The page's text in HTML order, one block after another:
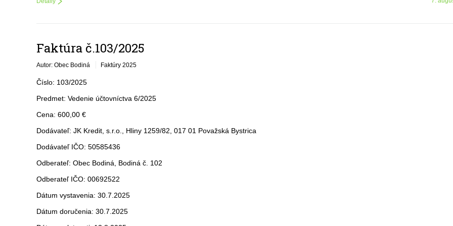
Faktúra č.103/2025
Autor: Obec Bodiná Faktúry 2025
Číslo: 103/2025
Predmet: Vedenie účtovníctva 6/2025
Cena: 600,00 €
Dodávateľ: JK Kredit, s.r.o., Hliny 1259/82, 017 01 Považská Bystrica
Dodávateľ IČO: 50585436
Odberateľ: Obec Bodiná, Bodiná č. 102
Odberateľ IČO: 00692522
Dátum vystavenia: 30.7.2025
Dátum doručenia: 30.7.2025